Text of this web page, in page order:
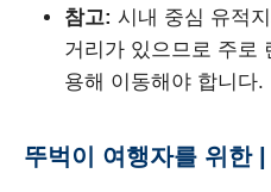
참고: 시내 중심 유적
거리가 있으므로 주로
용해 이동해야 합니다.
뚜벅이 여행자를 위한 |